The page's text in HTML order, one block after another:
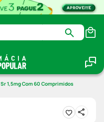
1,5mg Com 60 Comprimidos